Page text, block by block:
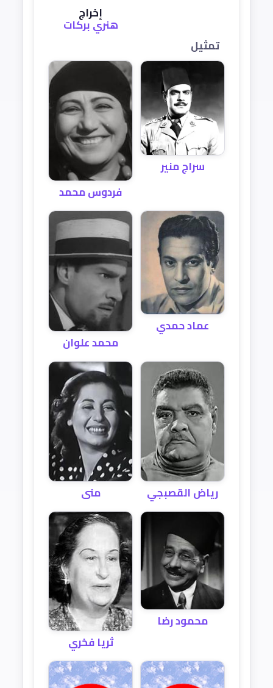
إخراج
هنري بركات
تمثيل
سراج منير
فردوس محمد
عماد حمدي
محمد علوان
رياض القصبجي منى
محمود رضا
ثريا فخري